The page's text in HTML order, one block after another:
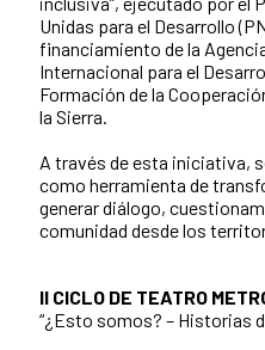
Unidas para el Desarrollo
financiamiento de la
Internacional para el
Formación de la
la Sierra.
A través de esta iniciativa,
como herramienta de
generar diálogo,
comunidad desde los
II CICLO DE TEATRO
“¿Esto somos? – Historias